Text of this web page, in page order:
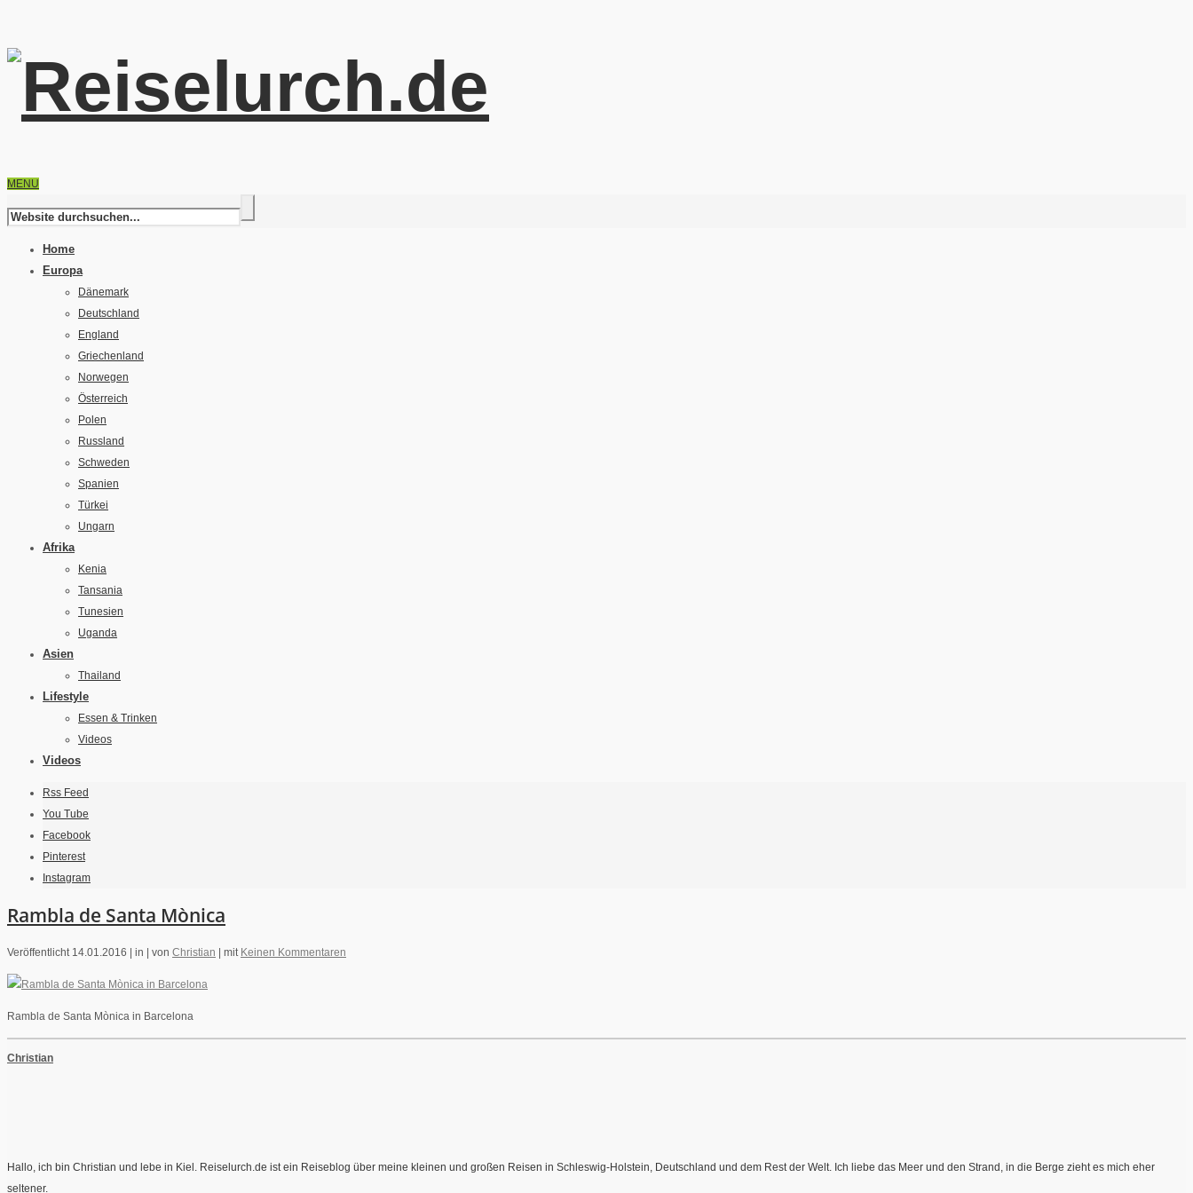
MENU
Home
Europa
Dänemark
Deutschland
England
Griechenland
Norwegen
Österreich
Polen
Russland
Schweden
Spanien
Türkei
Ungarn
Afrika
Kenia
Tansania
Tunesien
Uganda
Asien
Thailand
Lifestyle
Essen & Trinken
Videos
Videos
Rss Feed
You Tube
Facebook
Pinterest
Instagram
Rambla de Santa Mònica
Veröffentlicht 14.01.2016 | in | von Christian mit Keinen Kommentaren
Rambla de Santa Mònica in Barcelona
Christian
Hallo, ich bin Christian und lebe in Kiel. Reiselurch.de ist ein Reiseblog über meine kleinen und großen Reisen in Schleswig-Holstein, Deutschland und dem Rest der Welt. Ich liebe das Meer und den Strand, in die Berge zieht es mich eher
seltener.